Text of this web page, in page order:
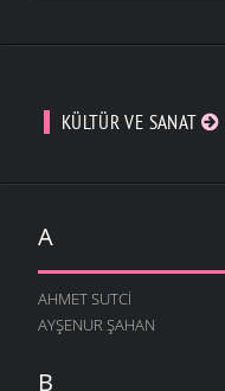
KÜLTÜR VE SANAT
A
AHMET SUTCI
AYŞENUR ŞAHAN
B